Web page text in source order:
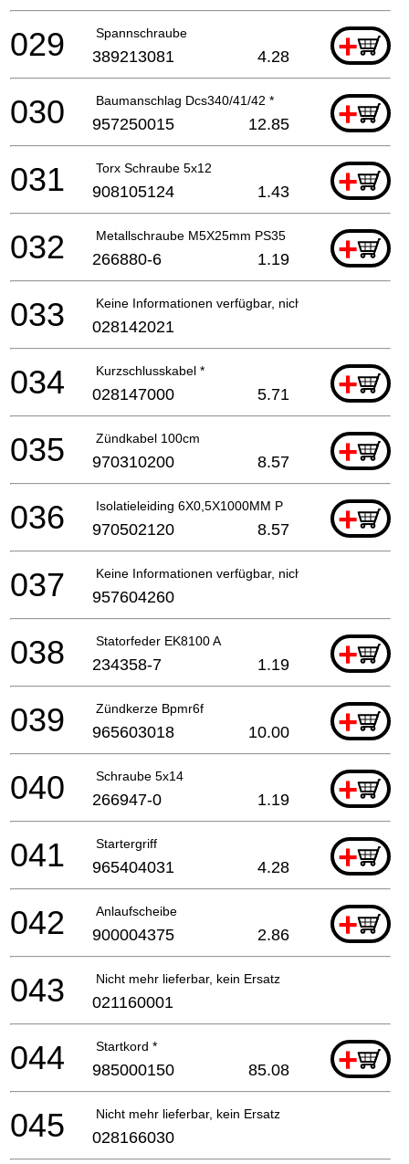
Spannschraube +
029 389213081 4.28
Baumanschlag Dcs340/41/42 * +
030 957250015 12.85
Torx Schraube 5x12 +
031 908105124 1.43
Metallschraube M5X25mm PS35 +
032 266880-6 1.19
Keine Informationen verfügbar, nicht bestellbar
033 028142021
Kurzschlusskabel * +
034 028147000 5.71
Zündkabel 100cm +
035 970310200 8.57
Isolatieleiding 6X0,5X1000MM P +
036 970502120 8.57
Keine Informationen verfügbar, nicht bestellbar
037 957604260
Statorfeder EK8100 A +
038 234358-7 1.19
Zündkerze Bpmr6f +
039 965603018 10.00
Schraube 5x14 +
040 266947-0 1.19
Startergriff +
041 965404031 4.28
Anlaufscheibe +
042 900004375 2.86
Nicht mehr lieferbar, kein Ersatz
043 021160001
Startkord * +
044 985000150 85.08
Nicht mehr lieferbar, kein Ersatz
045 028166030